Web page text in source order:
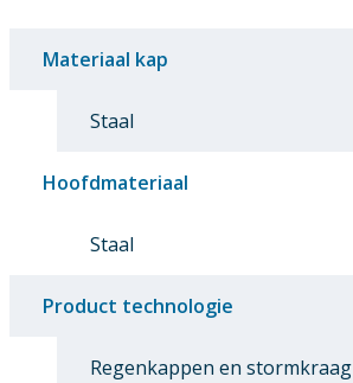
Materiaal kap
Staal
Hoofdmateriaal
Staal
Product technologie
Regenkappen en stormkraag